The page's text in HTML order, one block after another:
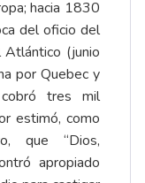
hacia 1830
del oficio del
Atlántico (junio
por Quebec y
tres mil
estimó, como
que “Dios,
apropiado